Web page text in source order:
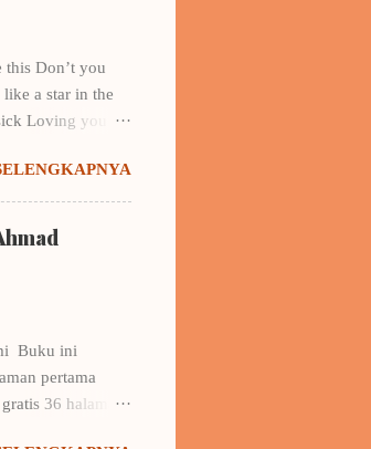
Don’t you
a star in the
Loving you….
sounds like
not that
my deepest
Buku ini
pertama
36 halaman